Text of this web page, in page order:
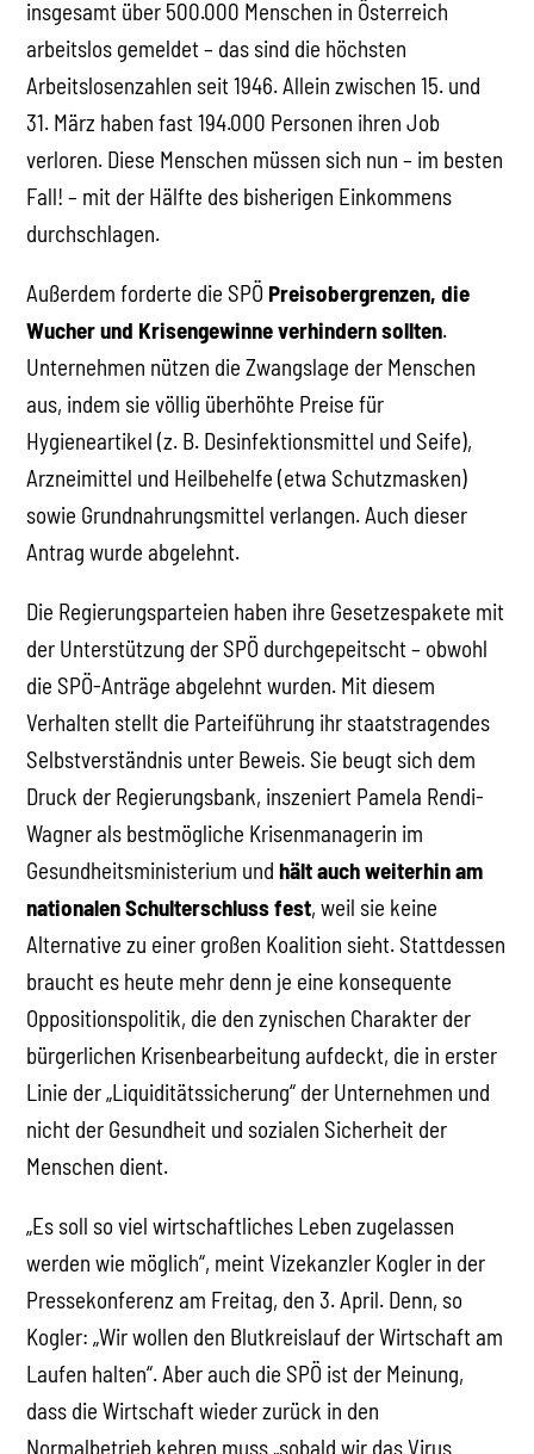
insgesamt über 500.000 Menschen in Österreich
arbeitslos gemeldet – das sind die höchsten
Arbeitslosenzahlen seit 1946. Allein zwischen 15. und
31. März haben fast 194.000 Personen ihren Job
verloren. Diese Menschen müssen sich nun – im besten
Fall! – mit der Hälfte des bisherigen Einkommens
durchschlagen.
Außerdem forderte die SPÖ Preisobergrenzen, die
Wucher und Krisengewinne verhindern sollten.
Unternehmen nützen die Zwangslage der Menschen
aus, indem sie völlig überhöhte Preise für
Hygieneartikel (z. B. Desinfektionsmittel und Seife),
Arzneimittel und Heilbehelfe (etwa Schutzmasken)
sowie Grundnahrungsmittel verlangen. Auch dieser
Antrag wurde abgelehnt.
Die Regierungsparteien haben ihre Gesetzespakete mit
der Unterstützung der SPÖ durchgepeitscht – obwohl
die SPÖ-Anträge abgelehnt wurden. Mit diesem
Verhalten stellt die Parteiführung ihr staatstragendes
Selbstverständnis unter Beweis. Sie beugt sich dem
Druck der Regierungsbank, inszeniert Pamela Rendi-
Wagner als bestmögliche Krisenmanagerin im
Gesundheitsministerium undhält auch weiterhin am
nationalen Schulterschluss fest, weil sie keine
Alternative zu einer großen Koalition sieht. Stattdessen
braucht es heute mehr denn je eine konsequente
Oppositionspolitik, die den zynischen Charakter der
bürgerlichen Krisenbearbeitung aufdeckt, die in erster
Linie der „Liquiditätssicherung“ der Unternehmen und
nicht der Gesundheit und sozialen Sicherheit der
Menschen dient.
„Es soll so viel wirtschaftliches Leben zugelassen
werden wie möglich“, meint Vizekanzler Kogler in der
Pressekonferenz am Freitag, den 3. April. Denn, so
Kogler: „Wir wollen den Blutkreislauf der Wirtschaft am
Laufen halten“. Aber auch die SPÖ ist der Meinung,
dass die Wirtschaft wieder zurück in den
Normalbetrieb kehren muss „sobald wir das Virus